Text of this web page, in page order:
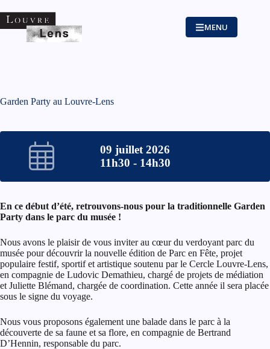
au
contenu
MENU
Garden Party au Louvre-Lens
09 juillet 2026
11h30 - 14h30
En ce début d’été, retrouvons-nous pour la traditionnelle Garden
Party dans le parc du musée !
Nous avons le plaisir de vous inviter au cœur du verdoyant parc du
musée pour découvrir la nouvelle édition de Parc en Fête, projet
populaire festif, sportif et artistique soutenu par le Cercle Louvre-Lens,
en compagnie de Ludovic Demathieu, chargé de projets de médiation
et Juliette Blémand, chargée de coordination. Cette année il sera placée
sous le signe du voyage.
Nous vous proposons également une balade dans le parc à la
découverte de sa faune et sa flore, en compagnie de Bertrand
D’Hennin, responsable du parc.